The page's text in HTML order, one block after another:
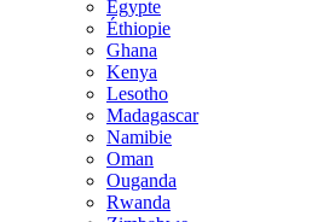
Égypte
Éthiopie
Ghana
Kenya
Lesotho
Madagascar
Namibie
Oman
Ouganda
Rwanda